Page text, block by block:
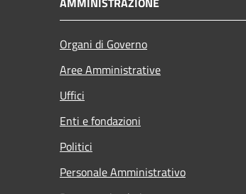
Organi di Governo
Aree Amministrative
Uffici
Enti e fondazioni
Politici
Personale Amministrativo